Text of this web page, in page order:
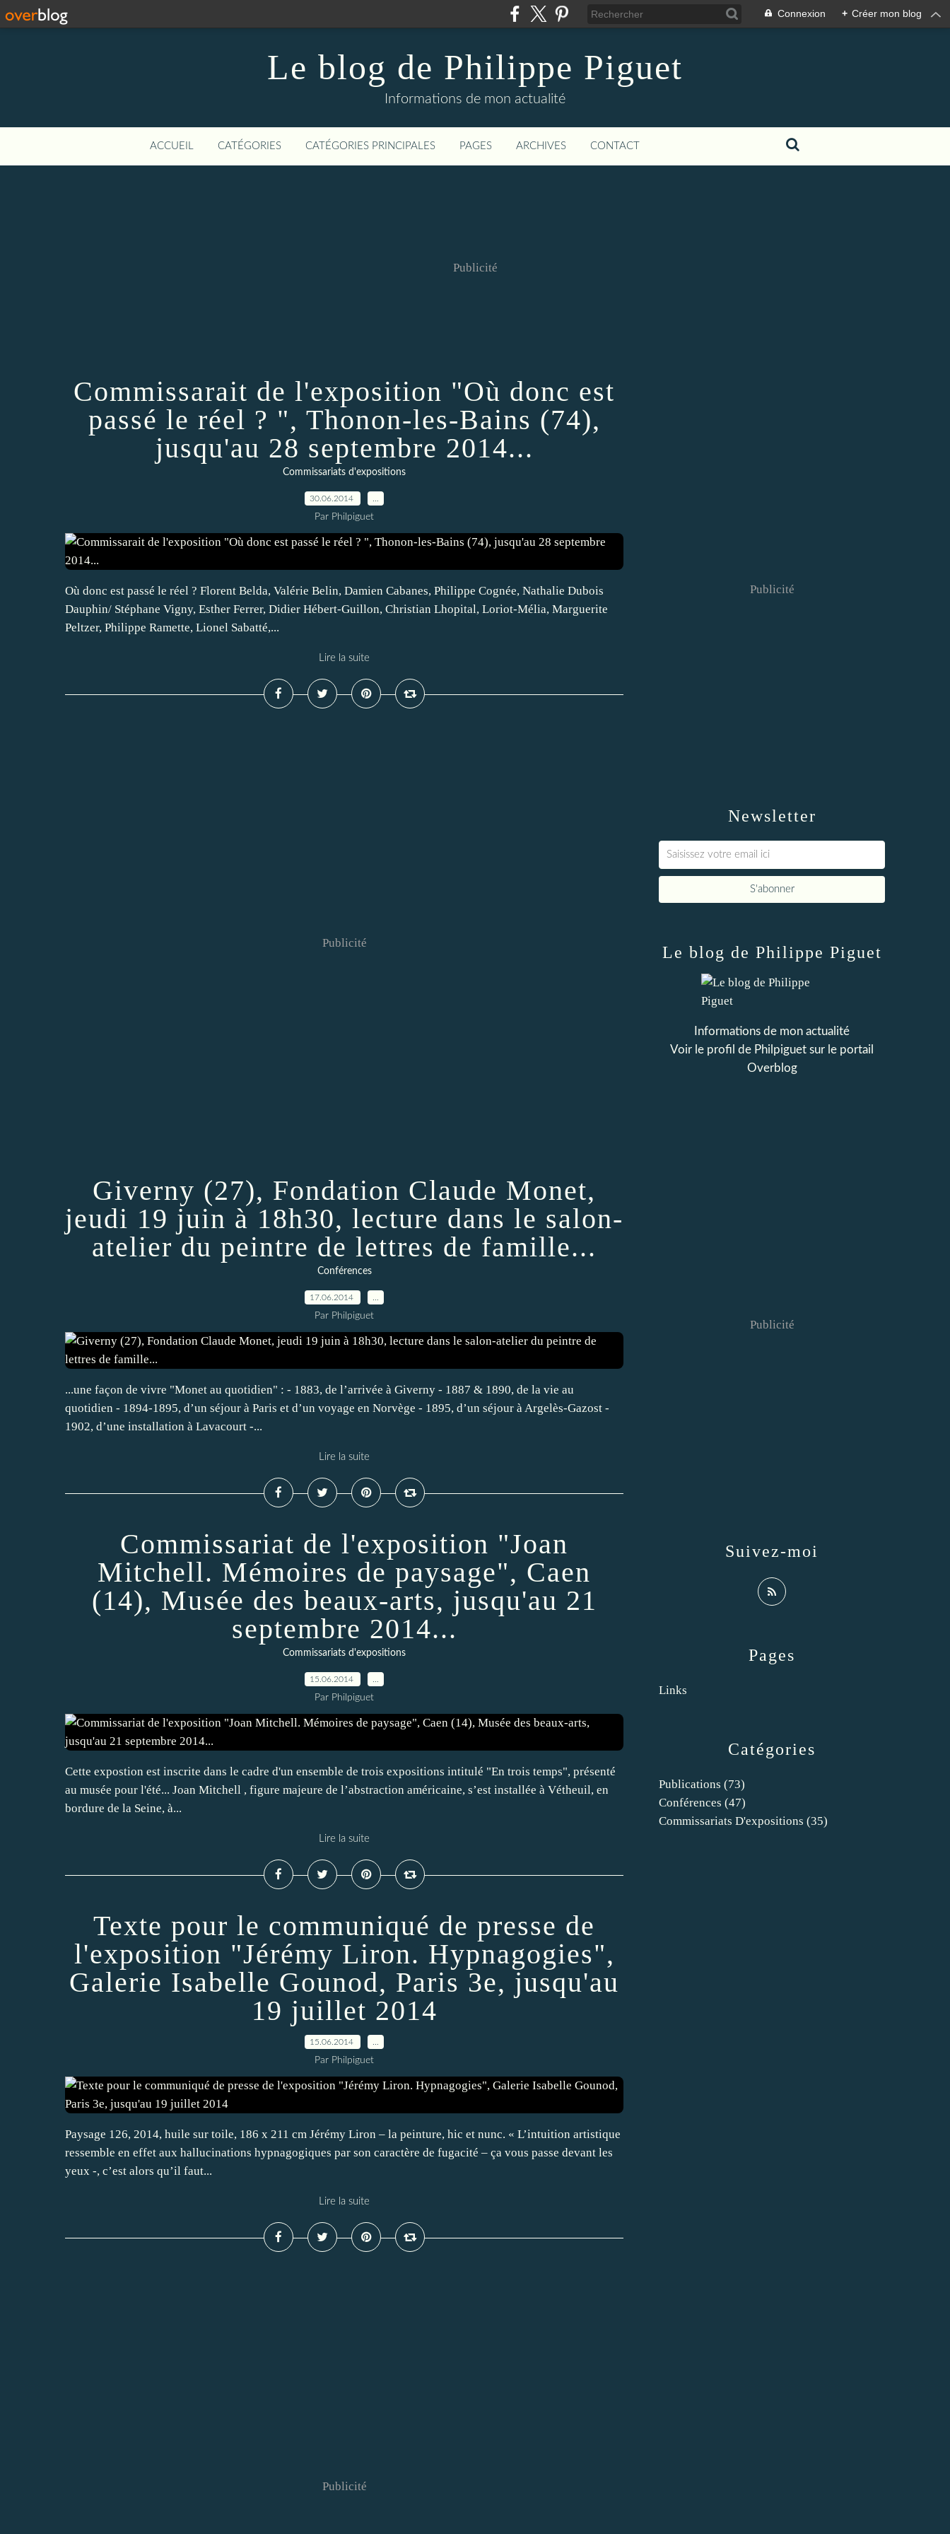
Connexion + Créer mon blog
Le blog de Philippe Piguet
Informations de mon actualité
ACCUEIL CATÉGORIES CATÉGORIES PRINCIPALES PAGES ARCHIVES CONTACT
Publicité
Commissarait de l'exposition "Où donc est
passé le réel ? ", Thonon-les-Bains (74),
jusqu'au 28 septembre 2014...
Commissariats d'expositions
30.06.2014
Par Philpiguet
Où donc est passé le réel ? Florent Belda, Valérie Belin, Damien Cabanes, Philippe Cognée, Nathalie Dubois
Dauphin/ Stéphane Vigny, Esther Ferrer, Didier Hébert-Guillon, Christian Lhopital, Loriot-Mélia, Marguerite
Peltzer, Philippe Ramette, Lionel Sabatté,...
Lire la suite
Publicité
Giverny (27), Fondation Claude Monet,
jeudi 19 juin à 18h30, lecture dans le salon-
atelier du peintre de lettres de famille...
Conférences
17.06.2014
Par Philpiguet
...une façon de vivre "Monet au quotidien" : - 1883, de l’arrivée à Giverny - 1887 & 1890, de la vie au
quotidien - 1894-1895, d’un séjour à Paris et d’un voyage en Norvège - 1895, d’un séjour à Argelès-Gazost -
1902, d’une installation à Lavacourt -...
Lire la suite
Commissariat de l'exposition "Joan
Mitchell. Mémoires de paysage", Caen
(14), Musée des beaux-arts, jusqu'au 21
septembre 2014...
Commissariats d'expositions
15.06.2014
Par Philpiguet
Cette expostion est inscrite dans le cadre d'un ensemble de trois expositions intitulé "En trois temps", présenté
au musée pour l'été... Joan Mitchell , figure majeure de l’abstraction américaine, s’est installée à Vétheuil, en
bordure de la Seine, à...
Lire la suite
Texte pour le communiqué de presse de
l'exposition "Jérémy Liron. Hypnagogies",
Galerie Isabelle Gounod, Paris 3e, jusqu'au
19 juillet 2014
15.06.2014
Par Philpiguet
Paysage 126, 2014, huile sur toile, 186 x 211 cm Jérémy Liron – la peinture, hic et nunc. « L’intuition artistique
ressemble en effet aux hallucinations hypnagogiques par son caractère de fugacité – ça vous passe devant les
yeux -, c’est alors qu’il faut...
Lire la suite
Publicité
Newsletter
Publicité
Catégories
Publications (73)
Conférences (47)
Commissariats D'expositions (35)
Pages
Links
Le blog de Philippe Piguet
Informations de mon actualité
Voir le profil de Philpiguet sur le portail
Overblog
Suivez-moi
Publicité